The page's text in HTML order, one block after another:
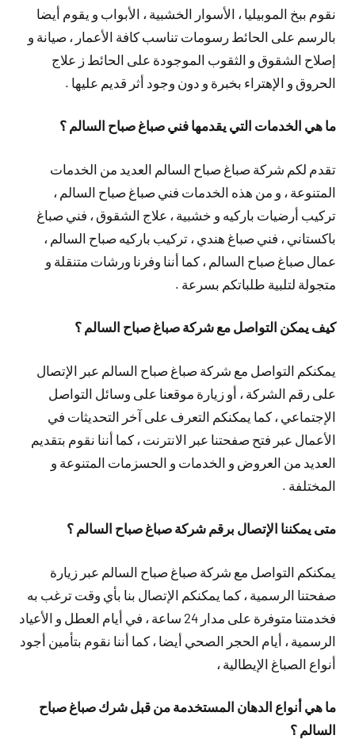
نقوم ببخ الموبيليا ، الأسوار الخشبية ، الأبواب و يقوم أيضا
بالرسم على الحائط رسومات تناسب كافة الأعمار ، صيانة و
إصلاح الشقوق و الثقوب الموجودة على الحائط ز علاج
الحروق و الإهتراء بخبرة و دون وجود أثر قديم عليها .
ما هي الخدمات التي يقدمها فني صباغ صباح السالم ؟
تقدم لكم شركة صباغ صباح السالم العديد من الخدمات
المتنوعة ، و من هذه الخدمات فني صباغ صباح السالم ،
تركيب أرضيات باركيه و خشبية ، علاج الشقوق ، فني صباغ
باكستاني ، فني صباغ هندي ، تركيب باركيه صباح السالم ،
عمال صباغ صباح السالم ، كما أننا وفرنا ورشات متنقلة و
متجولة لتلبية طلباتكم بسرعة .
كيف يمكن التواصل مع شركة صباغ صباح السالم ؟
يمكنكم التواصل مع شركة صباغ صباح السالم عبر الإتصال
على رقم الشركة ، أو زيارة موقعنا على وسائل التواصل
الإجتماعي ، كما يمكنكم التعرف على آخر التحديثات في
الأعمال عبر فتح صفحتنا عبر الانترنت ، كما أننا نقوم بتقديم
العديد من العروض و الخدمات و الحسزمات المتنوعة و
المختلفة .
متى يمكننا الإتصال برقم شركة صباغ صباح السالم ؟
يمكنكم التواصل مع شركة صباغ صباح السالم عبر زيارة
صفحتنا الرسمية ، كما يمكنكم الإتصال بنا بأي وقت ترغب به
فخدمتنا متوفرة على مدار 24 ساعة ، في أيام العطل و الأعياد
الرسمية ، أيام الحجر الصحي أيضا ، كما أننا نقوم بتأمين أجود
أنواع الصباغ الإيطالية ،
ما هي أنواع الدهان المستخدمة من قبل شرك صباغ صباح
السالم ؟